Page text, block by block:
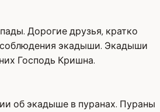
Дорогие друзья, кратко
экадыши. Экадыши
Господь Кришна.
об экадыше в пуранах. Пураны